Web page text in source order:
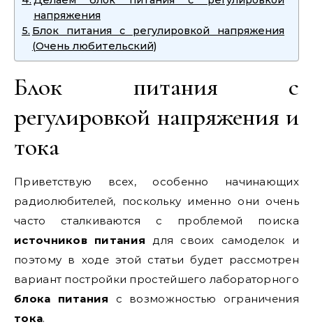
напряжения
Блок питания с регулировкой напряжения
(Очень любительский)
Блок питания с
регулировкой напряжения и
тока
Приветствую всех, особенно начинающих
радиолюбителей, поскольку именно они очень
часто сталкиваются с проблемой поиска
источников питания для своих самоделок и
поэтому в ходе этой статьи будет рассмотрен
вариант постройки простейшего лабораторного
блока питания с возможностью ограничения
тока.